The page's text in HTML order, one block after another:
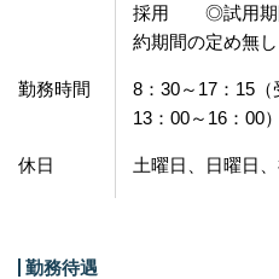
採用 ◎試用期
約期間の定め無し
勤務時間
8：30～17：15
13：00～16：00）
休日 土曜日、日曜日
勤務待遇